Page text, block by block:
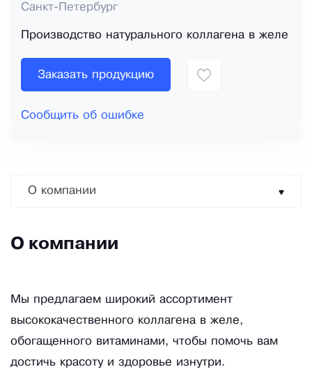
Санкт-Петербург
Производство натурального коллагена в желе
Заказать продукцию
Сообщить об ошибке
О компании
О компании
Мы предлагаем широкий ассортимент
высококачественного коллагена в желе,
обогащенного витаминами, чтобы помочь вам
достичь красоту и здоровье изнутри.